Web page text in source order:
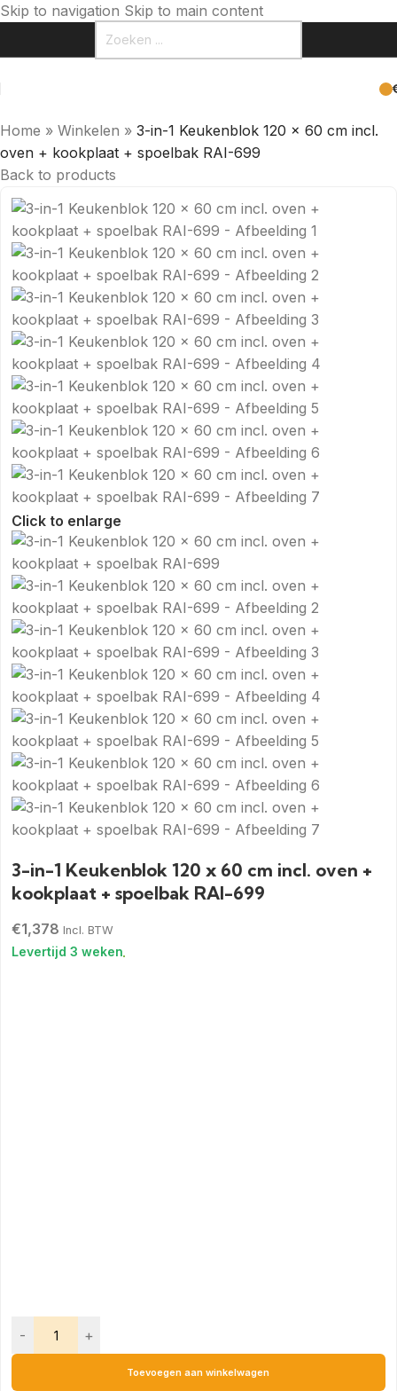
Skip to navigation Skip to main content
Home » Winkelen » 3-in-1 Keukenblok 120 x 60 cm incl.
oven + kookplaat + spoelbak RAI-699
Back to products
Click to enlarge
3-in-1 Keukenblok 120 x 60 cm incl. oven +
kookplaat + spoelbak RAI-699
€1,378 Incl. BTW
- +
Toevoegen aan winkelwagen